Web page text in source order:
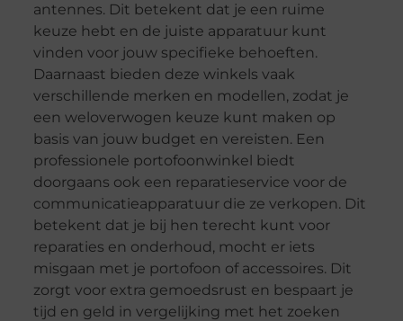
antennes. Dit betekent dat je een ruime
keuze hebt en de juiste apparatuur kunt
vinden voor jouw specifieke behoeften.
Daarnaast bieden deze winkels vaak
verschillende merken en modellen, zodat je
een weloverwogen keuze kunt maken op
basis van jouw budget en vereisten. Een
professionele portofoonwinkel biedt
doorgaans ook een reparatieservice voor de
communicatieapparatuur die ze verkopen. Dit
betekent dat je bij hen terecht kunt voor
reparaties en onderhoud, mocht er iets
misgaan met je portofoon of accessoires. Dit
zorgt voor extra gemoedsrust en bespaart je
tijd en geld in vergelijking met het zoeken